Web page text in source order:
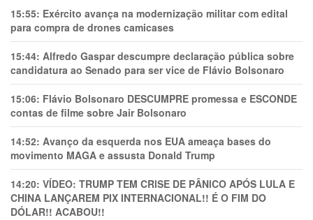
15:55: Exército avança na modernização militar com edital
para compra de drones camicases
15:44: Alfredo Gaspar descumpre declaração pública sobre
candidatura ao Senado para ser vice de Flávio Bolsonaro
15:06: Flávio Bolsonaro DESCUMPRE promessa e ESCONDE
contas de filme sobre Jair Bolsonaro
14:52: Avanço da esquerda nos EUA ameaça bases do
movimento MAGA e assusta Donald Trump
14:20: VÍDEO: TRUMP TEM CRlSE DE PÂNlCO APÓS LULA E
CHINA LANÇAREM PIX INTERNACIONAL!! É O FIM DO
DÓLAR!! ACABOU!!